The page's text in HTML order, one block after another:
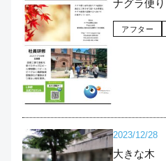
ナグラ便り
アフター
2023/12/28
大きな木